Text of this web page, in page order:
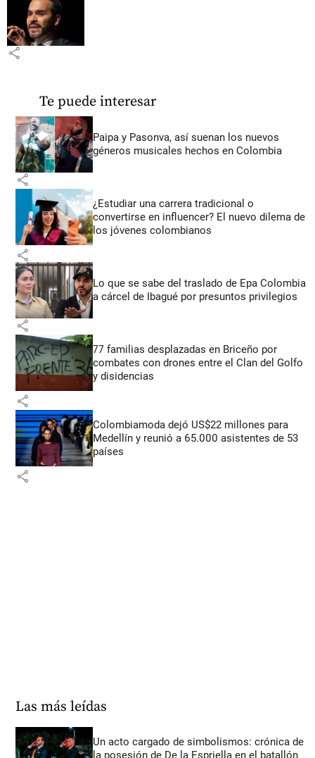
share
Te puede interesar
Paipa y Pasonva, así suenan los nuevos
géneros musicales hechos en Colombia
share
¿Estudiar una carrera tradicional o
convertirse en influencer? El nuevo dilema de
los jóvenes colombianos
share
Lo que se sabe del traslado de Epa Colombia
a cárcel de Ibagué por presuntos privilegios
share
77 familias desplazadas en Briceño por
combates con drones entre el Clan del Golfo
y disidencias
share
Colombiamoda dejó US$22 millones para
Medellín y reunió a 65.000 asistentes de 53
países
share
Las más leídas
Un acto cargado de simbolismos: crónica de
la posesión de De la Espriella en el batallón